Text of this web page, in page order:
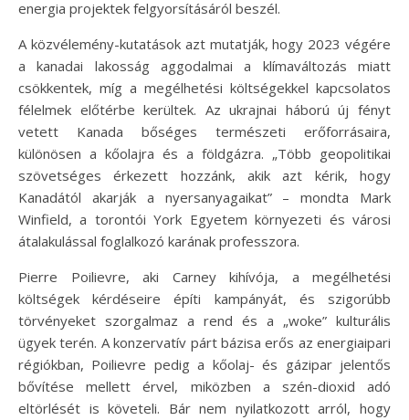
energia projektek felgyorsításáról beszél.
A közvélemény-kutatások azt mutatják, hogy 2023 végére
a kanadai lakosság aggodalmai a klímaváltozás miatt
csökkentek, míg a megélhetési költségekkel kapcsolatos
félelmek előtérbe kerültek. Az ukrajnai háború új fényt
vetett Kanada bőséges természeti erőforrásaira,
különösen a kőolajra és a földgázra. „Több geopolitikai
szövetséges érkezett hozzánk, akik azt kérik, hogy
Kanadától akarják a nyersanyagaikat” – mondta Mark
Winfield, a torontói York Egyetem környezeti és városi
átalakulással foglalkozó karának professzora.
Pierre Poilievre, aki Carney kihívója, a megélhetési
költségek kérdéseire építi kampányát, és szigorúbb
törvényeket szorgalmaz a rend és a „woke” kulturális
ügyek terén. A konzervatív párt bázisa erős az energiaipari
régiókban, Poilievre pedig a kőolaj- és gázipar jelentős
bővítése mellett érvel, miközben a szén-dioxid adó
eltörlését is követeli. Bár nem nyilatkozott arról, hogy